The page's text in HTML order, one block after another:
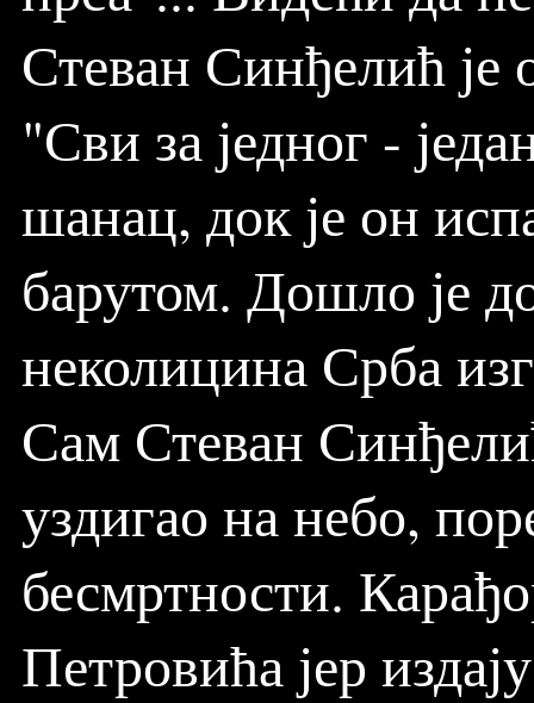
Стеван Синђелић је
"Сви за једног -
шанац, док је он
барутом. Дошло је
неколицина Срба
Сам Стеван
уздигао на небо,
бесмртности.
Петровића јер